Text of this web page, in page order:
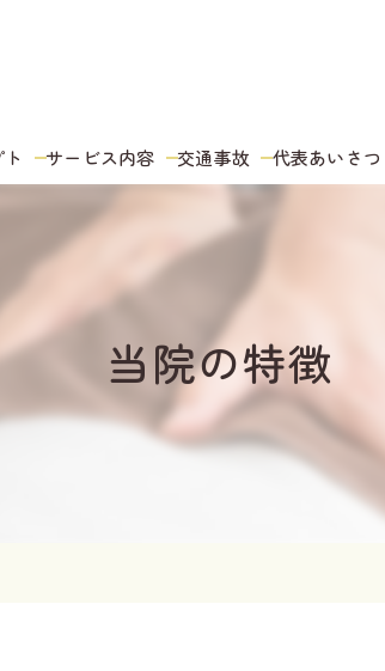
サービス内容 交通事故 代表あいさつ
当院の特徴